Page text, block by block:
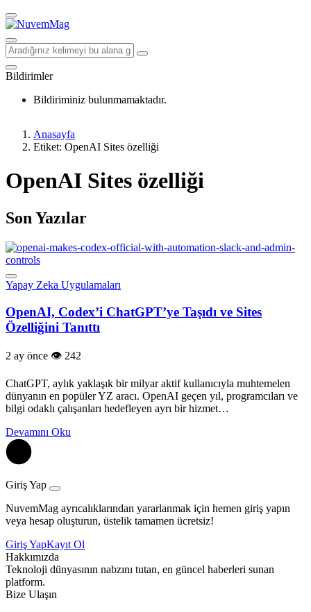
Bildirimler
Bildiriminiz bulunmamaktadır.
Anasayfa
Etiket: OpenAI Sites özelliği
OpenAI Sites özelliği
Son Yazılar
Yapay Zeka Uygulamaları
OpenAI, Codex’i ChatGPT’ye Taşıdı ve Sites
Özelliğini Tanıttı
2 ay önce 242
ChatGPT, aylık yaklaşık bir milyar aktif kullanıcıyla muhtemelen
dünyanın en popüler YZ aracı. OpenAI geçen yıl, programcıları ve
bilgi odaklı çalışanları hedefleyen ayrı bir hizmet…
Devamını Oku
Giriş Yap
NuvemMag ayrıcalıklarından yararlanmak için hemen giriş yapın
veya hesap oluşturun, üstelik tamamen ücretsiz!
Giriş YapKayıt Ol
Hakkımızda
Teknoloji dünyasının nabzını tutan, en güncel haberleri sunan
platform.
Bize Ulaşın